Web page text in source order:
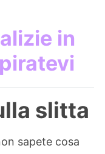
in
slitta
sapete cosa